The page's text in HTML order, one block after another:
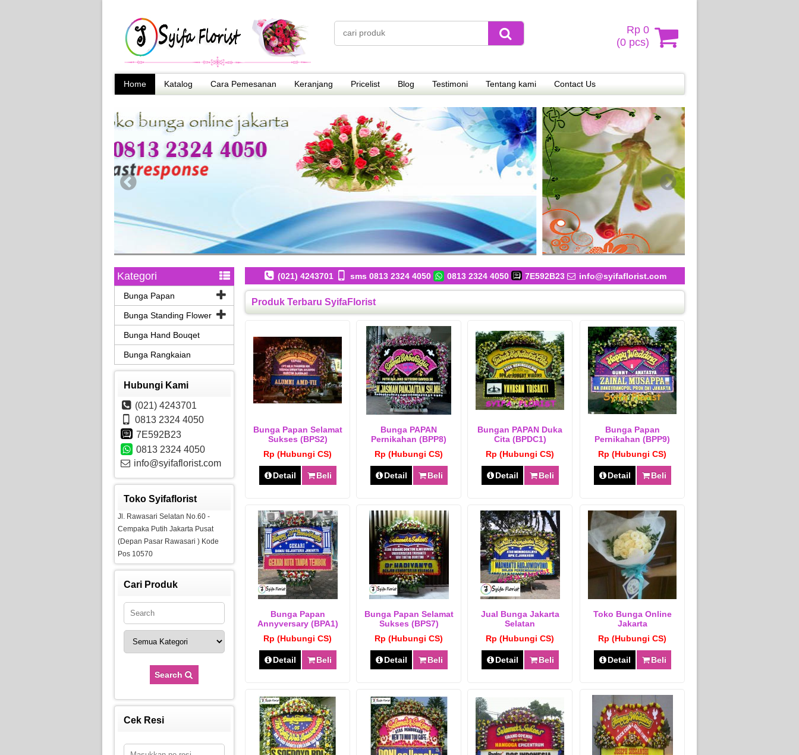
Rp 0
(0 pcs)
Home Katalog Cara Pemesanan Keranjang Pricelist Blog Testimoni Tentang kami Contact Us
(021) 4243701 sms 0813 2324 4050 0813 2324 4050 7E592B23 info@syifaflorist.com
Produk Terbaru SyifaFlorist
Bunga Papan Selamat
Sukses (BPS2)
Rp (Hubungi CS)
Detail Beli
Bunga PAPAN
Pernikahan (BPP8)
Rp (Hubungi CS)
Detail Beli
Bungan PAPAN Duka
Cita (BPDC1)
Rp (Hubungi CS)
Detail Beli
Bunga Papan
Pernikahan (BPP9)
Rp (Hubungi CS)
Detail Beli
Bunga Papan
Annyversary (BPA1)
Rp (Hubungi CS)
Detail Beli
Bunga Papan Selamat
Sukses (BPS7)
Rp (Hubungi CS)
Detail Beli
Jual Bunga Jakarta
Selatan
Rp (Hubungi CS)
Detail Beli
Toko Bunga Online
Jakarta
Rp (Hubungi CS)
Detail Beli
Kategori
Bunga Papan
Bunga Standing Flower
Bunga Hand Bouqet
Bunga Rangkaian
Hubungi Kami
(021) 4243701
0813 2324 4050
7E592B23
0813 2324 4050
info@syifaflorist.com
Toko Syifaflorist
Jl. Rawasari Selatan No.60 -
Cempaka Putih Jakarta Pusat
(Depan Pasar Rawasari ) Kode
Pos 10570
Cari Produk
Search
Cek Resi